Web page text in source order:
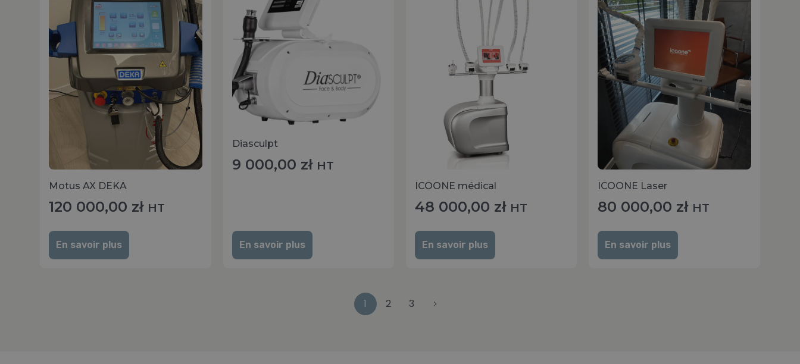
Motus AX DEKA
120 000,00 zł HT
En savoir plus
Diasculpt
9 000,00 zł HT
En savoir plus
ICOONE médical
48 000,00 zł HT
En savoir plus
ICOONE Laser
80 000,00 zł HT
En savoir plus
1 2 3